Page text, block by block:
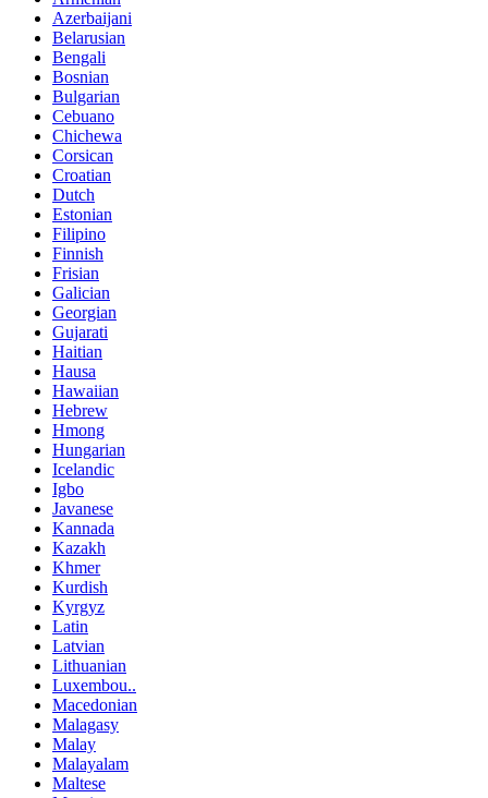
Azerbaijani
Belarusian
Bengali
Bosnian
Bulgarian
Cebuano
Chichewa
Corsican
Croatian
Dutch
Estonian
Filipino
Finnish
Frisian
Galician
Georgian
Gujarati
Haitian
Hausa
Hawaiian
Hebrew
Hmong
Hungarian
Icelandic
Igbo
Javanese
Kannada
Kazakh
Khmer
Kurdish
Kyrgyz
Latin
Latvian
Lithuanian
Luxembou..
Macedonian
Malagasy
Malay
Malayalam
Maltese